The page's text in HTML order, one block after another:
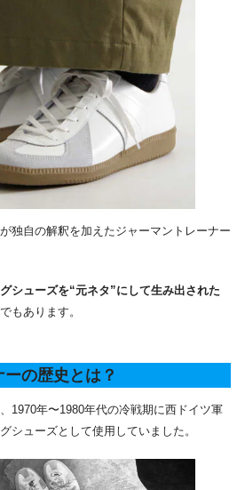
独自の解釈を加えたジャーマントレーナー
シューズを“元ネタ”にして生み出された
でもあります。
の歴史とは？
1970年〜1980年代の冷戦期に西ドイツ軍
シューズとして使用していました。